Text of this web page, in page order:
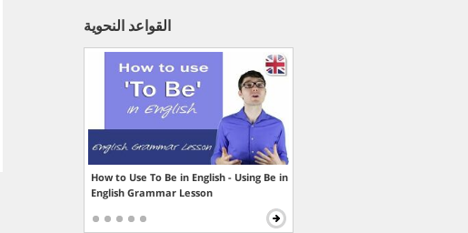
القواعد النحوية
How to Use To Be in English - Using Be in
English Grammar Lesson